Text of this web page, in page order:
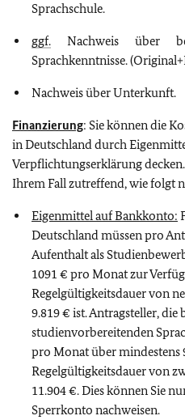
Sprachschule.
ggf. Nachweis über
Sprachkenntnisse.
Nachweis über Unterkunft.
Finanzierung: Sie können die
in Deutschland durch
Verpflichtungserklärung
Ihrem Fall zutreffend, wie folgt
Eigenmittel auf Bankkonto:
Deutschland müssen pro
Aufenthalt als
1091 € pro Monat zur
Regelgültigkeitsdauer von
9.819 € ist. Antragsteller, die
studienvorbereitenden
pro Monat über mindestens
Regelgültigkeitsdauer von
11.904 €. Dies können Sie
Sperrkonto nachweisen.